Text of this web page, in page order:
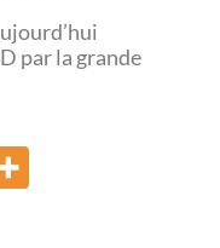
par la grande